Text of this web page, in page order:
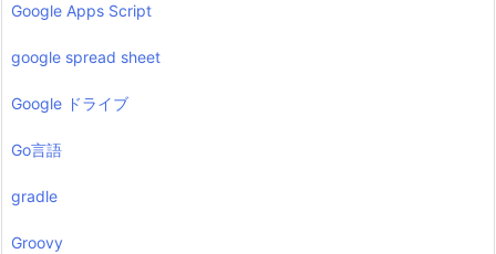
Google Apps Script
google spread sheet
Google ドライブ
Go言語
gradle
Groovy